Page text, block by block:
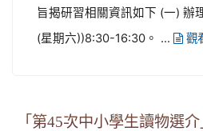
旨揭研習相關資訊如下 (一) 辦
(星期六))8:30-16:30。 ...
觀
「第45次中小學生讀物選